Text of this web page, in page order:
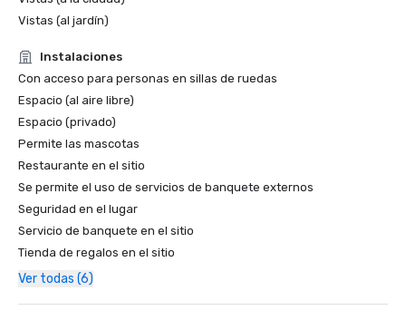
Vistas (al jardín)
Instalaciones
Con acceso para personas en sillas de ruedas
Espacio (al aire libre)
Espacio (privado)
Permite las mascotas
Restaurante en el sitio
Se permite el uso de servicios de banquete externos
Seguridad en el lugar
Servicio de banquete en el sitio
Tienda de regalos en el sitio
Ver todas (6)